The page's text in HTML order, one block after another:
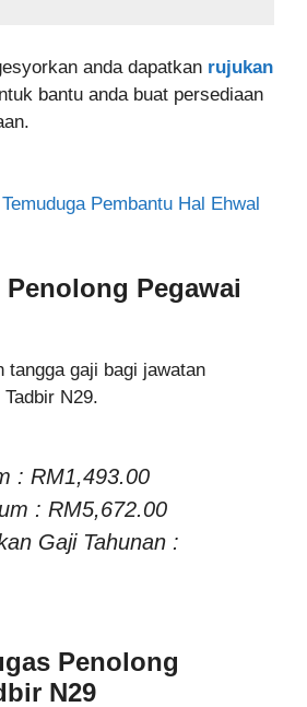
anda dapatkan rujukan
bantu anda buat persediaan
Pembantu Hal Ehwal
Pegawai
tangga gaji bagi jawatan
N29.
: RM1,493.00
: RM5,672.00
Gaji Tahunan :
Penolong
N29